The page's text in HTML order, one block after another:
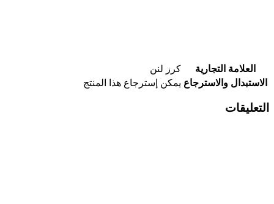
العلامة التجارية
كرز لنن
الاستبدال والاسترجاع يمكن إسترجاع هذا المنتج
التعليقات